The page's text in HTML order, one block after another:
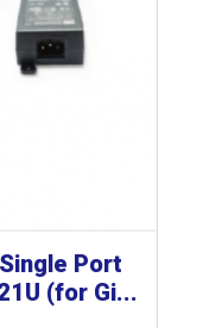
Port
(for Gi...